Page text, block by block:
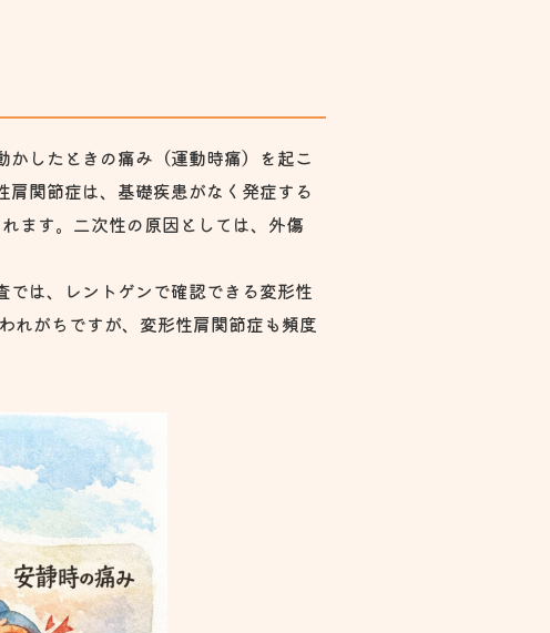
したときの痛み（運動時痛）を起こ
関節症は、基礎疾患がなく発症する
す。二次性の原因としては、外傷
は、レントゲンで確認できる変形性
れがちですが、変形性肩関節症も頻度